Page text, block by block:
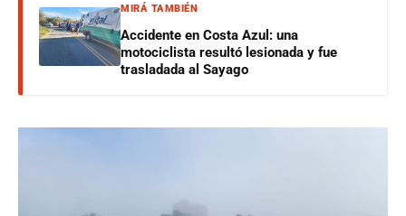
MIRÁ TAMBIÉN
Accidente en Costa Azul: una
motociclista resultó lesionada y fue
trasladada al Sayago